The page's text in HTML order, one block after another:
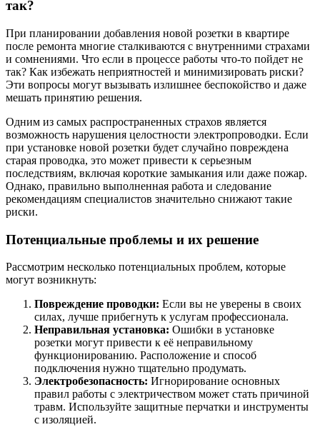
так?
При планировании добавления новой розетки в квартире
после ремонта многие сталкиваются с внутренними страхами
и сомнениями. Что если в процессе работы что-то пойдет не
так? Как избежать неприятностей и минимизировать риски?
Эти вопросы могут вызывать излишнее беспокойство и даже
мешать принятию решения.
Одним из самых распространенных страхов является
возможность нарушения целостности электропроводки. Если
при установке новой розетки будет случайно повреждена
старая проводка, это может привести к серьезным
последствиям, включая короткие замыкания или даже пожар.
Однако, правильно выполненная работа и следование
рекомендациям специалистов значительно снижают такие
риски.
Потенциальные проблемы и их решение
Рассмотрим несколько потенциальных проблем, которые
могут возникнуть:
Повреждение проводки: Если вы не уверены в своих
силах, лучше прибегнуть к услугам профессионала.
Неправильная установка: Ошибки в установке
розетки могут привести к её неправильному
функционированию. Расположение и способ
подключения нужно тщательно продумать.
Электробезопасность: Игнорирование основных
правил работы с электричеством может стать причиной
травм. Используйте защитные перчатки и инструменты
с изоляцией.